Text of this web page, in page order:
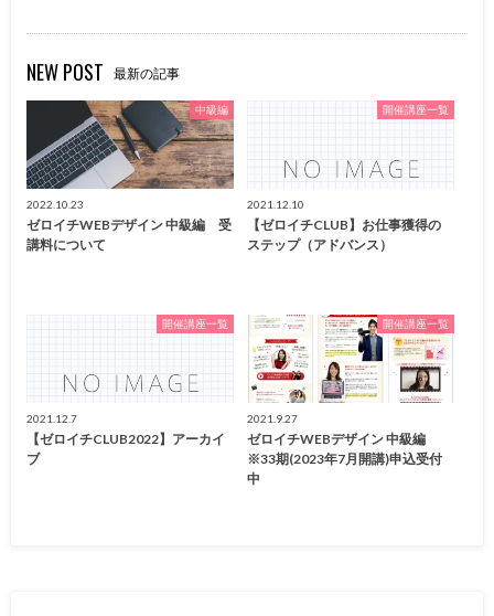
NEW POST 最新の記事
中級編
2022.10.23
ゼロイチWEBデザイン 中級編 受
講料について
開催講座一覧
2021.12.10
【ゼロイチCLUB】お仕事獲得の
ステップ（アドバンス）
開催講座一覧
2021.12.7
【ゼロイチCLUB2022】アーカイ
ブ
開催講座一覧
2021.9.27
ゼロイチWEBデザイン 中級編
※33期(2023年7月開講)申込受付
中